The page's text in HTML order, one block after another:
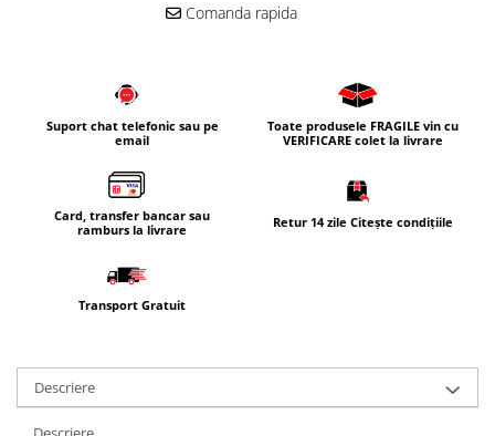
Mobilier Lavoar baie
Dulapuri de baie
Rafturi incastrate
Accesorii pentru mobila
Baterii baie
Baterii bideu si dus igienic
Comanda rapida
Suport chat telefonic sau pe
email
Toate produsele FRAGILE vin cu
VERIFICARE colet la livrare
Card, transfer bancar sau
ramburs la livrare
Retur 14 zile Citește condițiile
Transport Gratuit
Descriere